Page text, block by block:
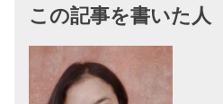
この記事を書いた人